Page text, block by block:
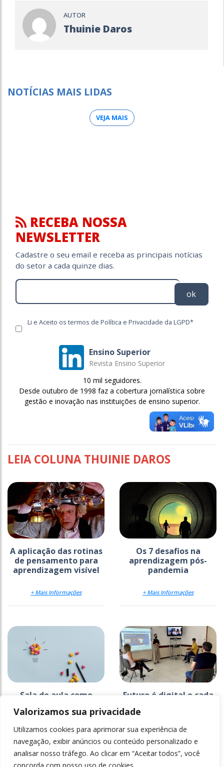
Valorizamos sua privacidade
Utilizamos cookies para aprimorar sua experiência de
navegação, exibir anúncios ou conteúdo personalizado e
analisar nosso tráfego. Ao clicar em “Aceitar todos”, você
AUTOR
Thuinie Daros
NOTÍCIAS MAIS LIDAS
VEJA MAIS
RECEBA NOSSA
NEWSLETTER
Cadastre o seu email e receba as principais notícias
do setor a cada quinze dias.
ok
Li e Aceito os termos de Política e Privacidade da LGPD*
Ensino Superior
Revista Ensino Superior
10 mil seguidores.
Desde outubro de 1998 faz a cobertura jornalística sobre
gestão e inovação nas instituições de ensino superior.
LEIA COLUNA THUINIE DAROS
A aplicação das rotinas
de pensamento para
aprendizagem visível
+ Mais Informações
Os 7 desafios na
aprendizagem pós-
pandemia
+ Mais Informações
Sala de aula como
criativas de
+ Mais Informações
Futuro é digital e cada
+ Mais Informações